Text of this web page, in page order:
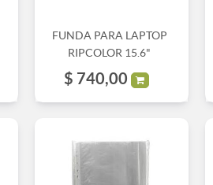
FUNDA PARA LAPTOP
RIPCOLOR 15.6"
$ 740,00